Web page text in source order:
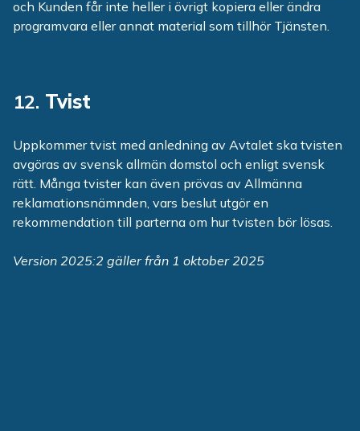
och Kunden får inte heller i övrigt kopiera eller ändra
programvara eller annat material som tillhör Tjänsten.
12. Tvist
Uppkommer tvist med anledning av Avtalet ska tvisten
avgöras av svensk allmän domstol och enligt svensk
rätt. Många tvister kan även prövas av Allmänna
reklamationsnämnden, vars beslut utgör en
rekommendation till parterna om hur tvisten bör lösas.
Version 2025:2 gäller från 1 oktober 2025